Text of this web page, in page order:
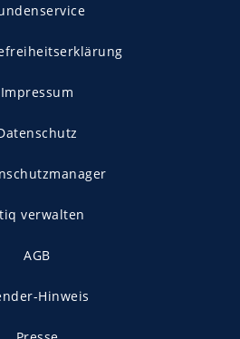
Impressum
verwalten
AGB
Hinweis